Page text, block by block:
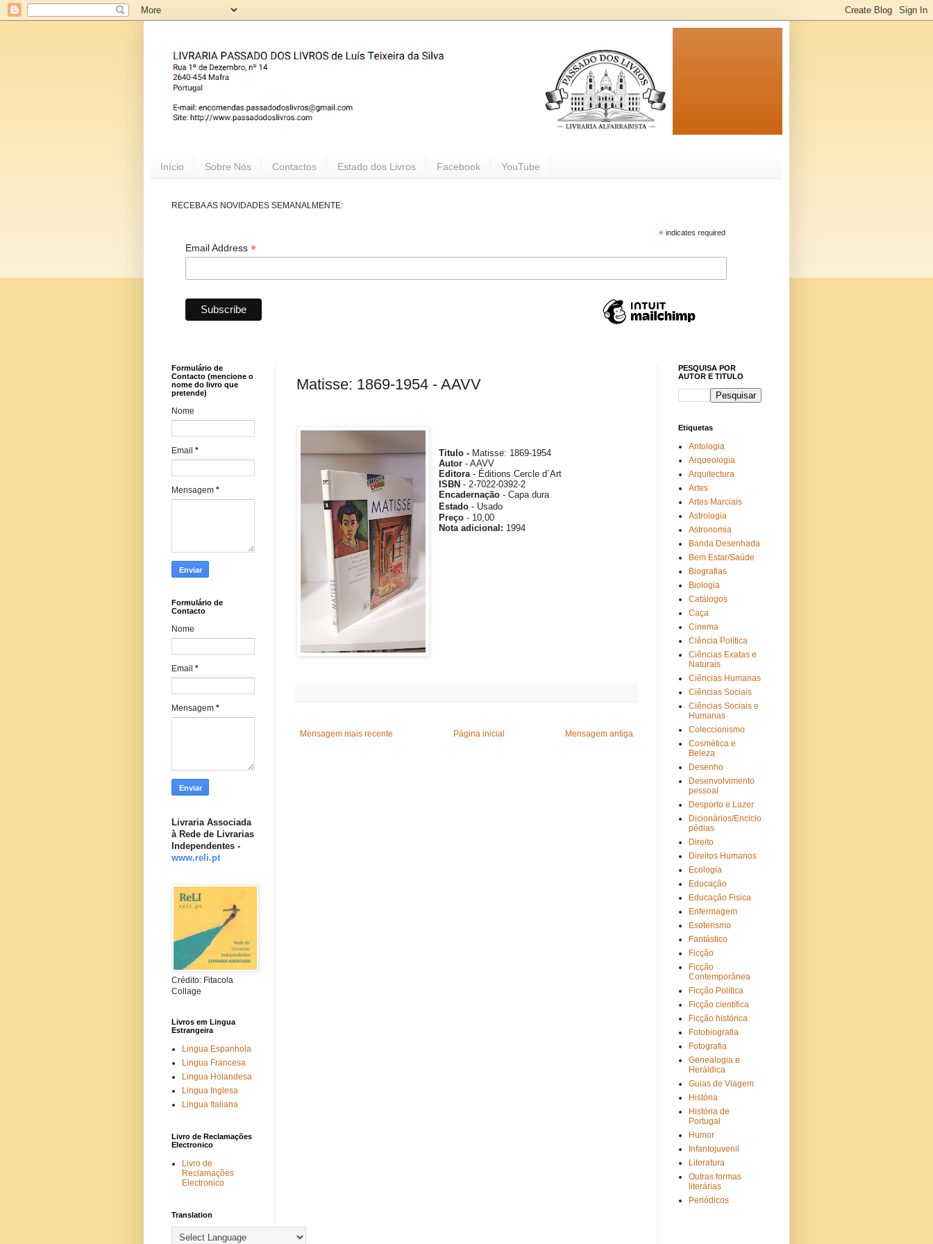
Início Sobre Nós Contactos Estado dos Livros Facebook YouTube
RECEBA AS NOVIDADES SEMANALMENTE:
*indicates required
Email Address *
Matisse: 1869-1954 - AAVV
Titulo - Matisse: 1869-1954
Autor - AAVV
Editora- Éditions Cercle d´Art
ISBN -2-7022-0392-2
Encadernação - Capa dura
Estado - Usado
Preço - 10,00
Notaadicional : 1994
Mensagem mais recente Mensagem antiga
Página inicial
Formulário de
Contacto (mencione o
nome do livro que
pretende)
Nome
Email *
Mensagem *
Formulário de
Contacto
Nome
Email *
Mensagem *
Livraria Associada
à Rede de Livrarias
Independentes -
www.reli.pt
Crédito: Fitacola
Collage
Livros em Lingua
Estrangeira
Lingua Espanhola
Lingua Francesa
Lingua Holandesa
Lingua Inglesa
Lingua Italiana
Livro de Reclamações
Electronico
Livro de
Reclamações
Electronico
Translation
PESQUISA POR
AUTOR E TITULO
Etiquetas
Antologia
Arqueologia
Arquitectura
Artes
Artes Marciais
Astrologia
Astronomia
Banda Desenhada
Bem Estar/Saúde
Biografias
Biologia
Catálogos
Caça
Cinema
Ciência Política
Ciências Exatas e
Naturais
Ciências Humanas
Ciências Sociais
Ciências Sociais e
Humanas
Coleccionismo
Cosmética e
Beleza
Desenho
Desenvolvimento
pessoal
Desporto e Lazer
Dicionários/Enciclo
pédias
Direito
Direitos Humanos
Ecologia
Educação
Educação Fisica
Enfermagem
Esoterismo
Fantástico
Ficção
Ficção
Contemporânea
Ficção Política
Ficção científica
Ficção histórica
Fotobiografia
Fotografia
Genealogia e
Heráldica
Guias de Viagem
História
História de
Portugal
Humor
Infantojuvenil
Literatura
Outras formas
literárias
Periódicos